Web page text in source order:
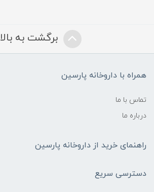
برگشت به بالا
همراه با داروخانه پارسین
تماس با ما
درباره ما
راهنمای خرید از داروخانه پارسین
دسترسی سریع